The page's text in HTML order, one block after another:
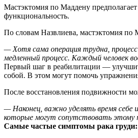
Мастэктомия по Маддену
функциональность.
По словам Назвлиева, мастэктомия по
— Хотя сама операция трудна,
медленный процесс. Каждый человек
Первый шаг в реабилитации —
собой. В этом могут помочь
После восстановления подвижности
— Наконец, важно уделять время себе
которые могут сопутствовать этому
Самые частые симптомы рака груди: